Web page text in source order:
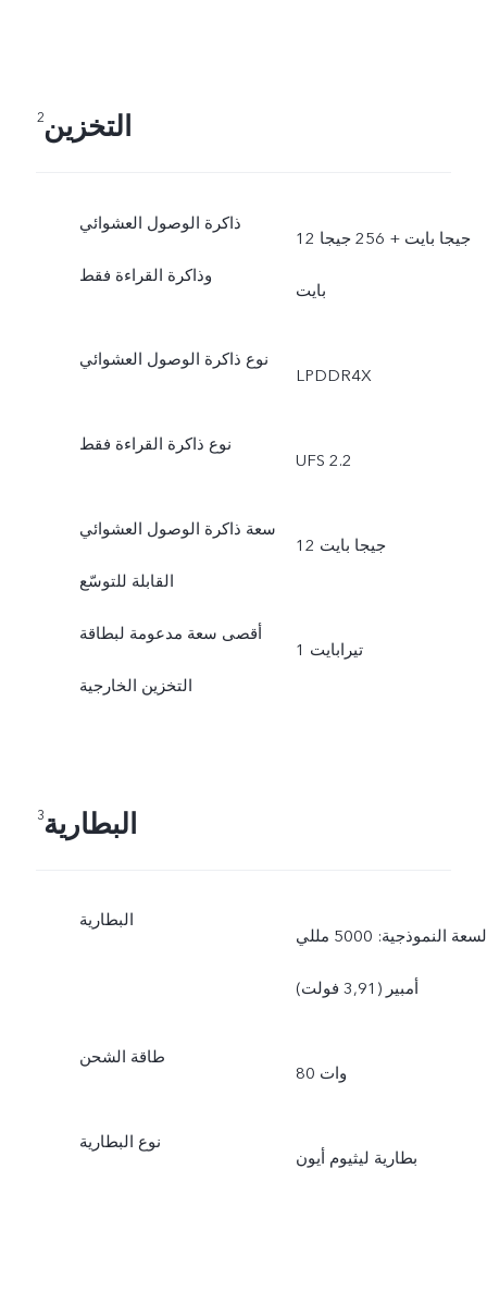
التخزين2
ذاكرة الوصول العشوائي
وذاكرة القراءة فقط
12 جيجا بايت + 256 جيجا
بايت
نوع ذاكرة الوصول العشوائي
LPDDR4X
نوع ذاكرة القراءة فقط
UFS 2.2
سعة ذاكرة الوصول العشوائي
القابلة للتوسّع
12 جيجا بايت
أقصى سعة مدعومة لبطاقة
التخزين الخارجية
1 تيرابايت
البطارية3
البطارية
السعة النموذجية: 5000 مللي
أمبير (3,91 فولت)
طاقة الشحن
80 وات
نوع البطارية
بطارية ليثيوم أيون